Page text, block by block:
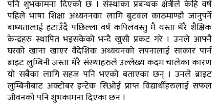
पनि शुभकामना दिएको छ । संस्थाका प्रबन्धक क्षेत्रीले केहि वर्ष
पहिले भाषा शिक्षा अध्यननका लागि बुटवल काठमाण्डौ जानुपर्ने
बाध्यतालाई हटाउँदै पछिल्ला वर्ष कपिलवस्तु मै यस्ता धेरै शैक्षिक
केन्द्रहरु स्थापित भइसकेको भन्दै खुसी प्रकट गरे । उनले आफ्नै
घरको खाना खाएर वैदेशिक अध्ययनको सपनालाई साकार पार्न
ब्राइट लुम्बिनी जस्ता धेरै संस्थाहरुले उल्लेख्य कदम चालेका कारण
यो सबैका लागि सहज पनि भएको बताएका छन् । उनले ब्राइट
लुम्बिनीबाट अक्टोबर इन्टेक सिओई प्राप्त विद्यार्थीहरुलाई सफल
जीवनको पनि शुभकामना दिएका छन ।